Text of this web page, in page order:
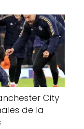
City
de la